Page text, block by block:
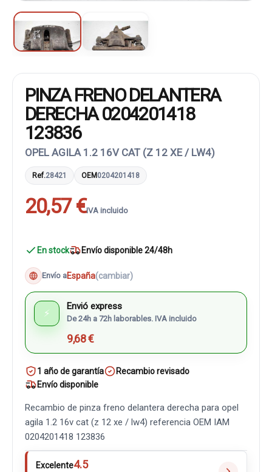
PINZA FRENO DELANTERA
DERECHA 0204201418
123836
OPEL AGILA 1.2 16V CAT (Z 12 XE / LW4)
Ref.28421 OEM0204201418
20,57 €IVA incluido
En stock Envío disponible 24/48h
Envío aEspaña(cambiar)
⚡
Envió express
De 24h a 72h laborables. IVA incluido
9,68 €
1 año de garantía
Recambio revisado
Envío disponible
Recambio de pinza freno delantera derecha para opel
agila 1.2 16v cat (z 12 xe / lw4) referencia OEM IAM
0204201418 123836
Excelente4.5